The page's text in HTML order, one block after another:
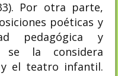
Por otra parte,
poéticas y
pedagógica y
la considera
el teatro infantil.